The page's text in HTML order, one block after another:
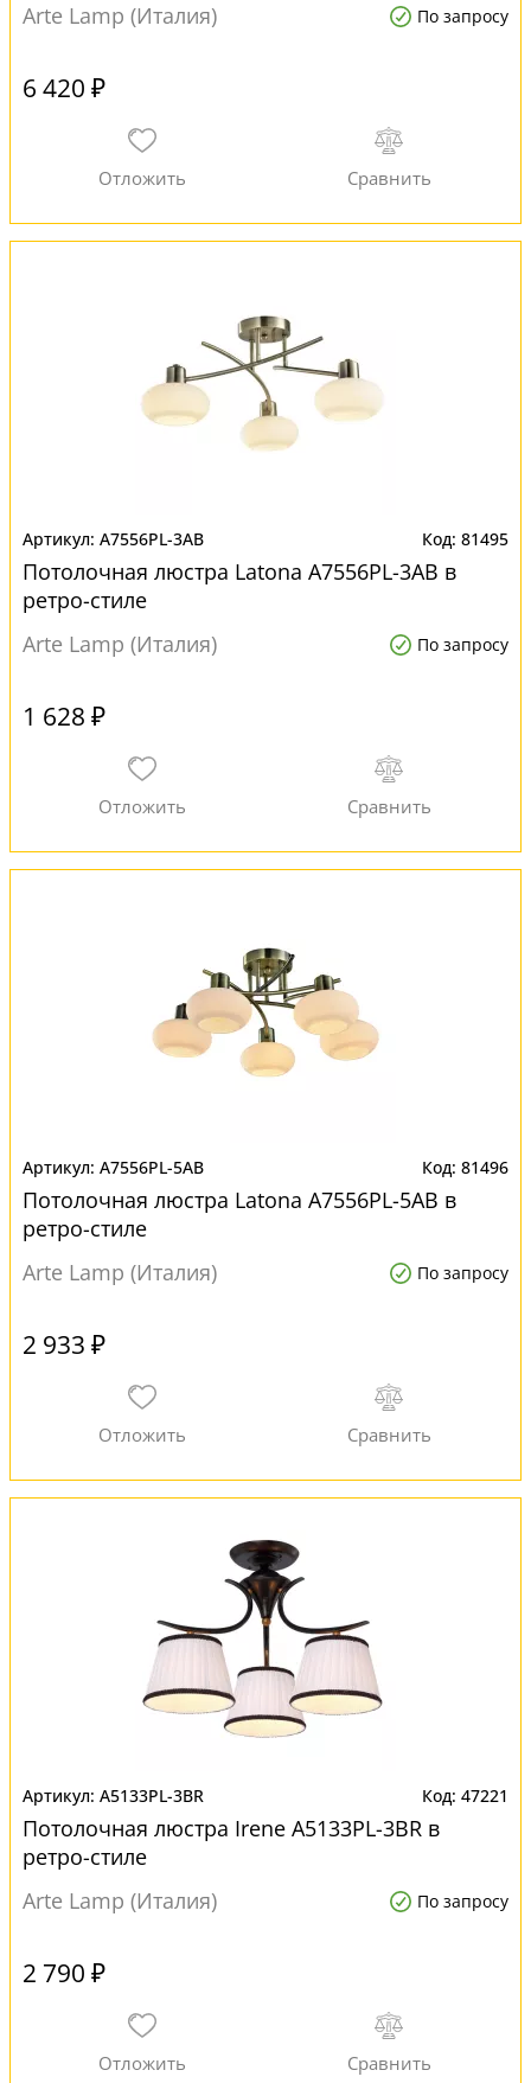
Arte Lamp (Италия)
По запросу
6 420 ₽
A7556PL-3AB 81495
Потолочная люстра Latona A7556PL-3AB в
ретро-стиле
Arte Lamp (Италия)
По запросу
1 628 ₽
A7556PL-5AB 81496
Потолочная люстра Latona A7556PL-5AB в
ретро-стиле
Arte Lamp (Италия)
По запросу
2 933 ₽
A5133PL-3BR 47221
Потолочная люстра Irene A5133PL-3BR в
ретро-стиле
Arte Lamp (Италия)
По запросу
2 790 ₽